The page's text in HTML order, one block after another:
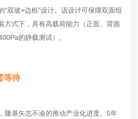
“双玻+边框”设计。该设计可保障双面组
方式下，具有高载荷能力（正面、背面
的静载测试）。
等待
隆基矢志不渝的推动产业化进度。5年